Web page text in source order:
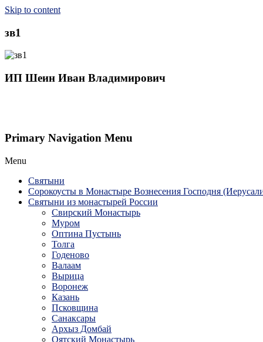
Skip to content
зв1
ИП Шеин Иван Владимирович
Primary Navigation Menu
Menu
Святыни
Сорокоусты в Монастыре Вознесения Господня
Святыни из монастырей России
Свирский Монастырь
Муром
Оптина Пустынь
Толга
Годеново
Валаам
Вырица
Воронеж
Казань
Псковщина
Санаксары
Архыз Домбай
Оятский Монастырь